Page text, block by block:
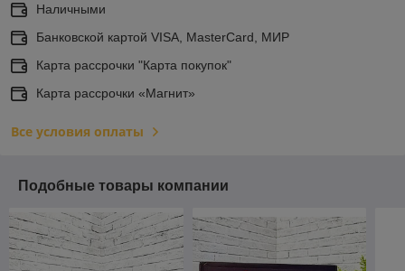
Наличными
Банковской картой VISA, MasterCard, МИР
Карта рассрочки "Карта покупок"
Карта рассрочки «Магнит»
Все условия оплаты
Подобные товары компании